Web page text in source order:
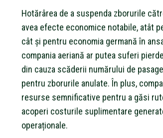
Hotărârea de a suspenda zborurile
avea efecte economice notabile, atât
cât și pentru economia germană în
compania aeriană ar putea suferi
din cauza scăderii numărului de
pentru zborurile anulate. În plus,
resurse semnificative pentru a găsi
acoperi costurile suplimentare
operaționale.